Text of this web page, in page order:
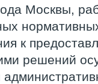
Москвы,
к
решений